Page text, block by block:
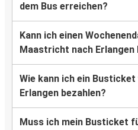
dem Bus erreichen?
Kann ich einen
Maastricht nach Erlangen
Wie kann ich ein
Erlangen bezahlen?
Muss ich mein Busticket